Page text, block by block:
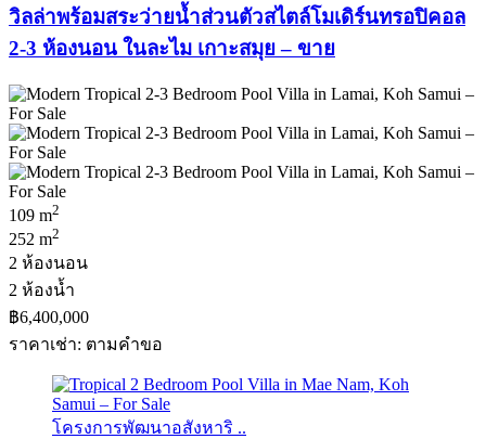
วิลล่าพร้อมสระว่ายน้ำส่วนตัวสไตล์โมเดิร์นทรอปิคอล
2-3 ห้องนอน ในละไม เกาะสมุย – ขาย
109 m2
252 m2
2 ห้องนอน
2 ห้องน้ำ
฿6,400,000
ราคาเช่า: ตามคําขอ
โครงการพัฒนาอสังหาริ ..